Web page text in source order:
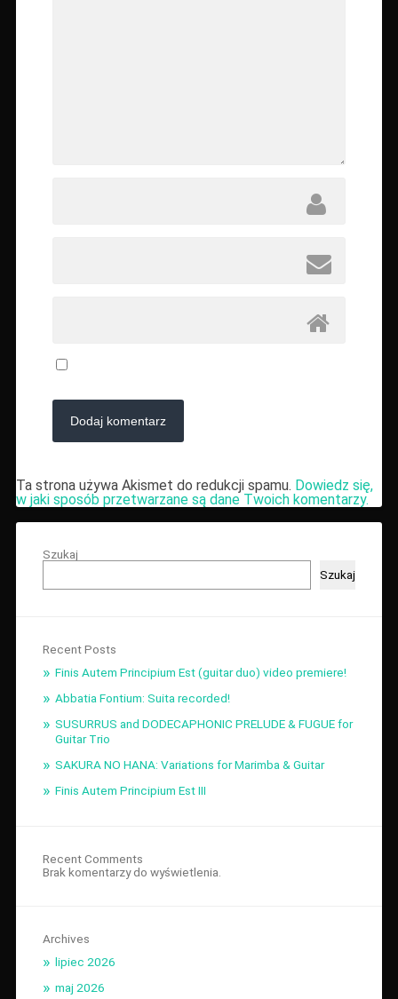
Ta strona używa Akismet do redukcji spamu. Dowiedz się,
w jaki sposób przetwarzane są dane Twoich komentarzy.
Szukaj
Szukaj
Recent Posts
Finis Autem Principium Est (guitar duo) video premiere!
Abbatia Fontium: Suita recorded!
SUSURRUS and DODECAPHONIC PRELUDE & FUGUE for
Guitar Trio
SAKURA NO HANA: Variations for Marimba & Guitar
Finis Autem Principium Est III
Recent Comments
Brak komentarzy do wyświetlenia.
Archives
lipiec 2026
maj 2026